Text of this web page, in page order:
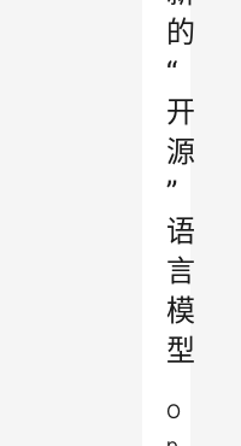
的
“
开
源
”
语
言
模
型
O